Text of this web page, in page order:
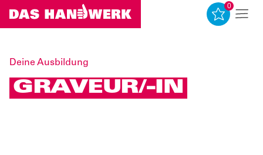
0
Deine Ausbildung
GRAVEUR/-IN